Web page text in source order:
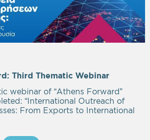
Third Thematic Webinar
webinar of “Athens Forward”
“International Outreach of
From Exports to International